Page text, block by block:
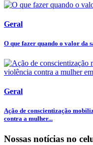
Geral
O que fazer quando o valor da
Geral
Ação de conscientização
contra a mulher...
Nossas notícias no